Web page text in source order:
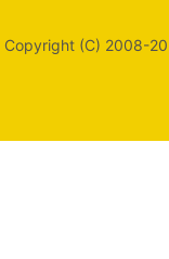
Copyright (C) 2008-